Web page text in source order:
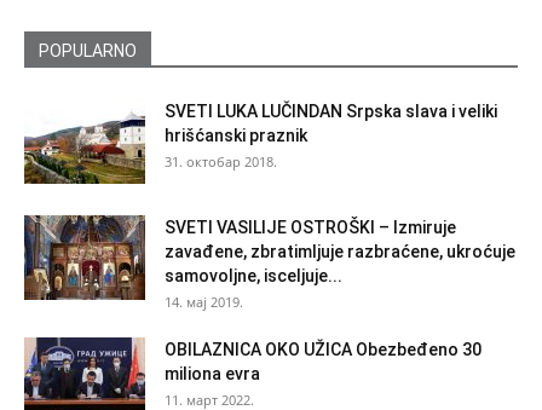
POPULARNO
SVETI LUKA LUČINDAN Srpska slava i veliki
hrišćanski praznik
31. октобар 2018.
SVETI VASILIJE OSTROŠKI – Izmiruje
zavađene, zbratimljuje razbraćene, ukroćuje
samovoljne, isceljuje...
14. мај 2019.
OBILAZNICA OKO UŽICA Obezbeđeno 30
miliona evra
11. март 2022.